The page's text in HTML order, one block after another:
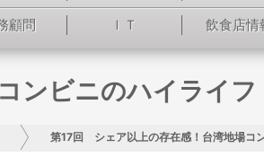
顧問 ＩＴ 飲食店情
ンビニのハイライフ
第17回 シェア以上の存在感！台湾地場コン